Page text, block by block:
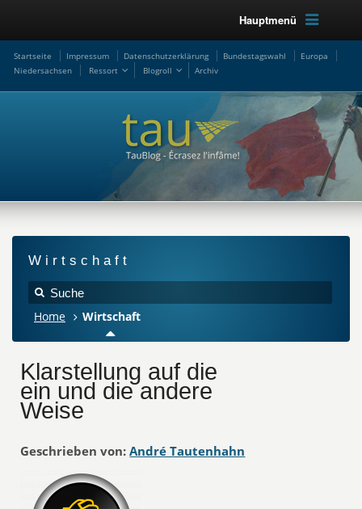
Hauptmenü
Startseite Impressum Datenschutzerklärung Bundestagswahl
Europa
Niedersachsen
Ressort Blogroll Archiv
Wirtschaft
Home Wirtschaft
Klarstellung auf die
ein und die andere
Weise
Geschrieben von: André Tautenhahn